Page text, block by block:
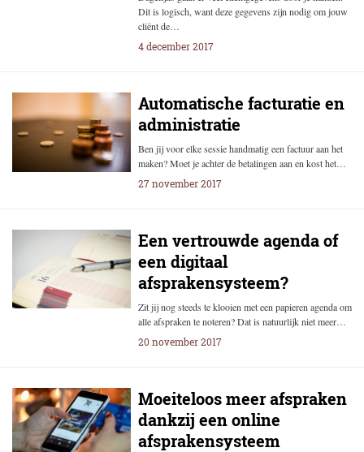
Dit is logisch, want deze gegevens zijn nodig om jouw
cliënt de…
4 december 2017
Automatische facturatie en
administratie
Ben jij voor elke sessie handmatig een factuur aan het
maken? Moet je achter de betalingen aan en kost het…
27 november 2017
Een vertrouwde agenda of
een digitaal
afsprakensysteem?
Zit jij nog steeds te klooien met een papieren agenda om
alle afspraken te noteren? Dat is natuurlijk niet meer…
20 november 2017
Moeiteloos meer afspraken
dankzij een online
afsprakensysteem